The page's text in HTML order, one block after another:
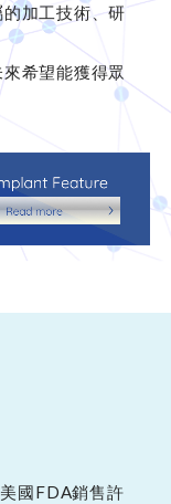
加工技術、研
希望能獲得眾
國FDA銷售許